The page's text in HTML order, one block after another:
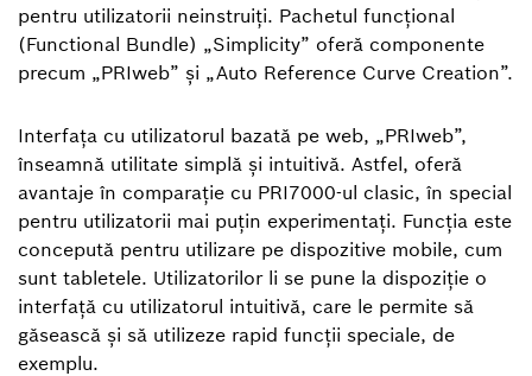
pentru utilizatorii neinstruiți. Pachetul funcțional
(Functional Bundle) „Simplicity” oferă componente
precum „PRIweb” și „Auto Reference Curve Creation”.
Interfața cu utilizatorul bazată pe web, „PRIweb”,
înseamnă utilitate simplă și intuitivă. Astfel, oferă
avantaje în comparație cu PRI7000-ul clasic, în special
pentru utilizatorii mai puțin experimentați. Funcția este
concepută pentru utilizare pe dispozitive mobile, cum
sunt tabletele. Utilizatorilor li se pune la dispoziție o
interfață cu utilizatorul intuitivă, care le permite să
găsească și să utilizeze rapid funcții speciale, de
exemplu.